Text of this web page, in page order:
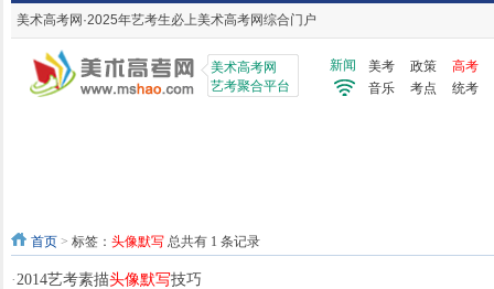
美术高考网·2025年艺考生必上美术高考网综合门户
美术高考网
艺考聚合平台
新闻 美考 政策
高考
音乐
考点 统考
首页 > 标签： 头像默写 总共有 1 条记录
·2014艺考素描头像默写技巧